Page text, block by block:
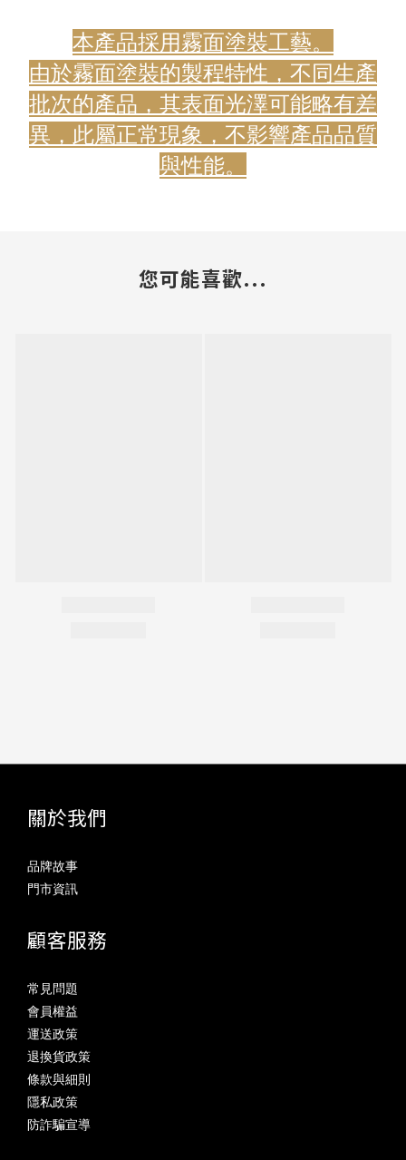
本產品採用霧面塗裝工藝。
由於霧面塗裝的製程特性，不同生產
批次的產品，其表面光澤可能略有差
異，此屬正常現象，不影響產品品質
與性能。
您可能喜歡...
關於我們
品牌故事
門市資訊
顧客服務
常見問題
會員權益
運送政策
退換貨政策
條款與細則
隱私政策
防詐騙宣導